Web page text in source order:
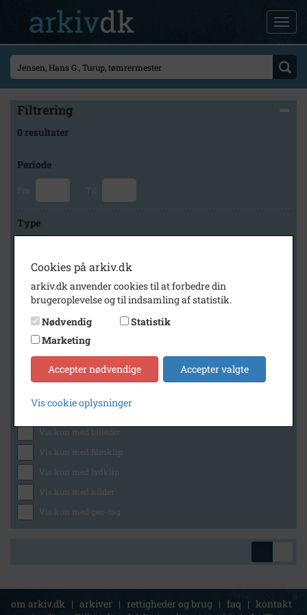
Filtrering
0 resultater
Periode
Fra Til
Type
Arkiv
Gamtofte og Søby-Turup Lokalhistoriske Arkiv
Generelt
Vis kun med billeder
Vis kun med filmklip
Vis kun med lydklip
Vis kun med kilder
Vis kun med geo-tag
om arkiv.dk | arkiver | rettigheder og brug | faq | kontakt
Cookies på arkiv.dk
arkiv.dk anvender cookies til at forbedre din
brugeroplevelse og til indsamling af statistik.
Nødvendig
Statistik
Marketing
Accepter nødvendige Accepter valgte
Vis cookie oplysninger